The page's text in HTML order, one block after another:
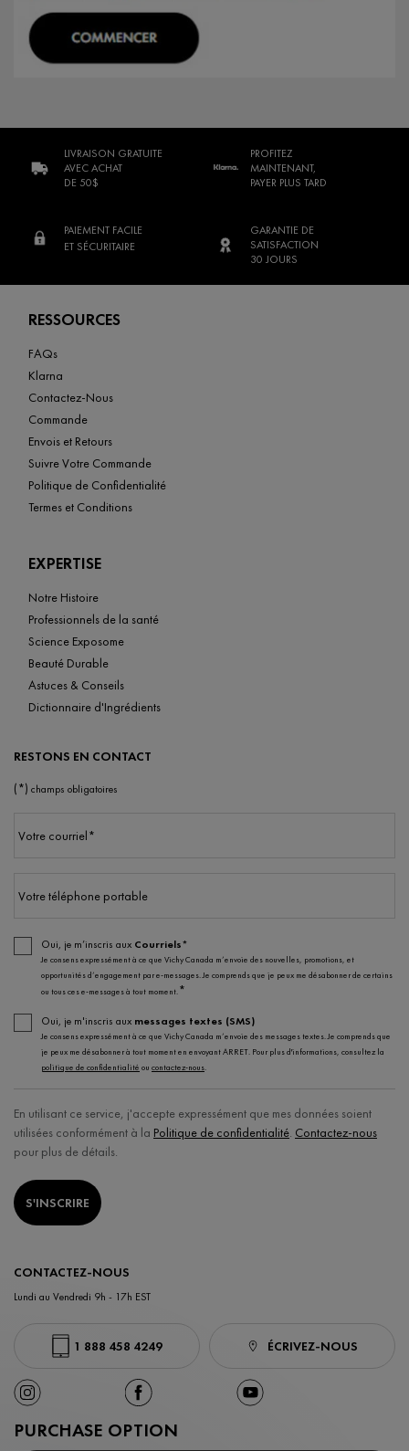
LIVRAISON GRATUITE
AVEC ACHAT
DE 50$
PROFITEZ
MAINTENANT,
PAYER PLUS TARD
PAIEMENT FACILE
ET SÉCURITAIRE
GARANTIE DE
SATISFACTION
30 JOURS
RESSOURCES
FAQs
Klarna
Contactez-Nous
Commande
Envois et Retours
Suivre Votre Commande
Politique de Confidentialité
Termes et Conditions
EXPERTISE
Notre Histoire
Professionnels de la santé
Science Exposome
Beauté Durable
Astuces & Conseils
Dictionnaire d'Ingrédients
RESTONS EN CONTACT
(*) champs obligatoires
Votre courriel*
Votre téléphone portable
Oui, je m’inscris aux Courriels*
Je consens expressément à ce que Vichy Canada m’envoie des nouvelles, promotions, et
opportunités d’engagement par e-messages. Je comprends que je peux me désabonner de certains
ou tous ces e-messages à tout moment.*
Oui, je m'inscris aux messages textes (SMS)
Je consens expressément à ce que Vichy Canada m’envoie des messages textes. Je comprends que
je peux me désabonner à tout moment en envoyant ARRET. Pour plus d'informations, consultez la
politique de confidentialité ou contactez-nous.
En utilisant ce service, j'accepte expressément que mes données soient
utilisées conformément à la Politique de confidentialité. Contactez-nous
pour plus de détails.
S'INSCRIRE
CONTACTEZ-NOUS
Lundi au Vendredi 9h - 17h EST
1 888 458 4249 ÉCRIVEZ-NOUS
PURCHASE OPTION